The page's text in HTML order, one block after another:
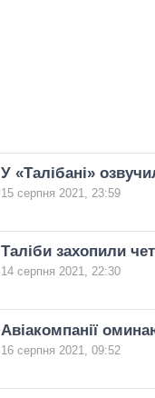
У «Талібані»
15 серпня 2021, 23:59
Таліби захопили
14 серпня 2021, 22:30
Авіакомпанії
16 серпня 2021, 09:52